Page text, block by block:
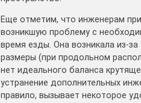
Еще отметим, что инженерам
возникшую проблему с
время езды. Она возникала из-
размеры (при продольном
нет идеального баланса
устранение дополнительных
правило, вызывает некоторое